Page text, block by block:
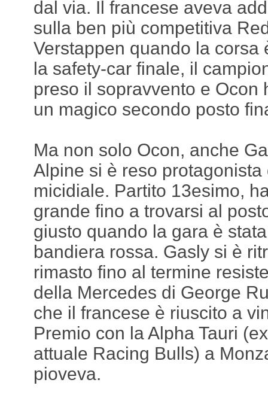
dal via. Il francese aveva
sulla ben più competitiva
Verstappen quando la corsa
la safety-car finale, il
preso il sopravvento e Ocon
un magico secondo posto
Ma non solo Ocon, anche
Alpine si è reso protagonista
micidiale. Partito 13esimo,
grande fino a trovarsi al
giusto quando la gara è
bandiera rossa. Gasly si è
rimasto fino al termine
della Mercedes di George
che il francese è riuscito a
Premio con la Alpha Tauri
attuale Racing Bulls) a
pioveva.